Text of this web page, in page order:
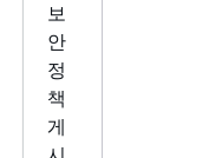
보
안
정
책
게